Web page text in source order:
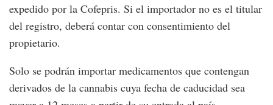
expedido por la Cofepris. Si el importador no es el titular
del registro, deberá contar con consentimiento del
propietario.
Solo se podrán importar medicamentos que contengan
derivados de la cannabis cuya fecha de caducidad sea